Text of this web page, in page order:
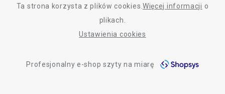
Polityka prywatności
Ta strona korzysta z plików cookies. Więcej informacji o
plikach.
Ustawienia cookies
Profesjonalny e-shop szyty na miarę